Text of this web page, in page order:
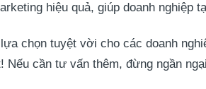
hiệu quả, giúp doanh nghiệp
chọn tuyệt vời cho các doanh
Nếu cần tư vấn thêm, đừng ngần